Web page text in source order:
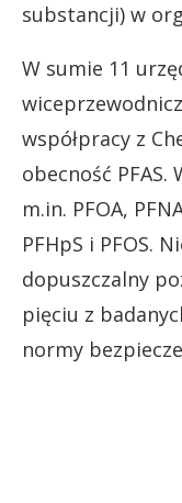
substancji) w
W sumie 11
współpracy z
obecność
m.in. PFOA,
PFHpS i PFOS.
dopuszczalny
pięciu z
normy